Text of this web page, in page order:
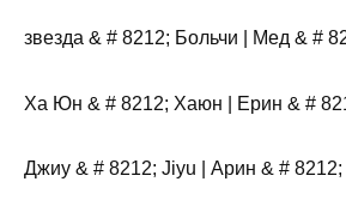
звезда & # 8212; Больчи | Мед & #
Ха Юн & # 8212; Хаюн | Ерин & #
Джиу & # 8212; Jiyu | Арин & #